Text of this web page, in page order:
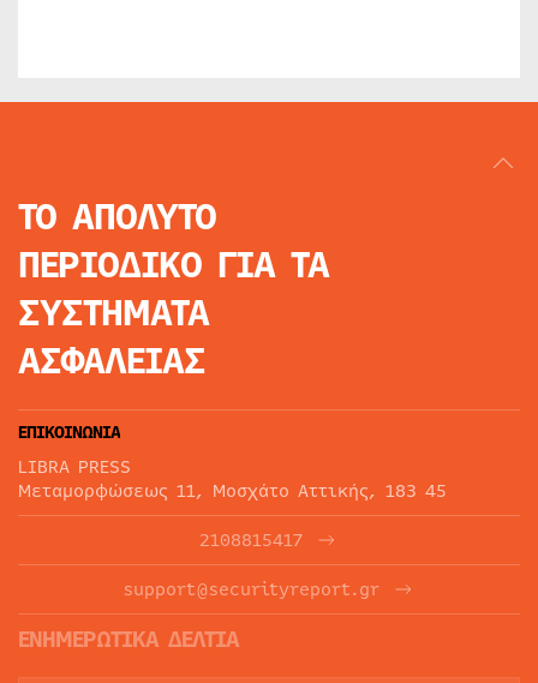
ΤΟ ΑΠΟΛΥΤΟ
ΠΕΡΙΟΔΙΚΟ ΓΙΑ ΤΑ
ΣΥΣΤΗΜΑΤΑ
ΑΣΦΑΛΕΙΑΣ
ΕΠΙΚΟΙΝΩΝΙΑ
LIBRA PRESS
Μεταμορφώσεως 11, Μοσχάτο Αττικής, 183 45
2108815417
support@securityreport.gr
ΕΝΗΜΕΡΩΤΙΚΑ ΔΕΛΤΙΑ